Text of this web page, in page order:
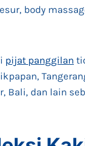
body
pijat panggilan
Bali, dan lain